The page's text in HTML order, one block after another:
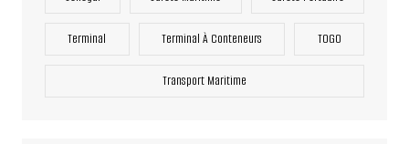
Terminal Terminal À Conteneurs TOGO
Transport Maritime